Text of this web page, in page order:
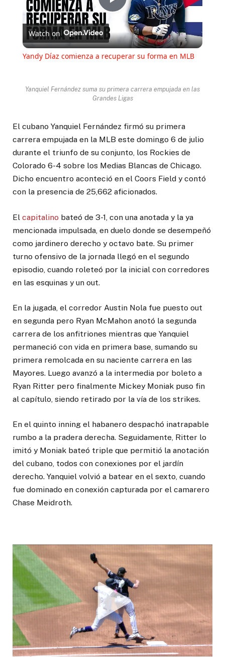
Play
Video
Watch on
Yandy Díaz comienza a recuperar su forma en MLB
Yanquiel Fernández suma su primera carrera empujada en las
Grandes Ligas
El cubano Yanquiel Fernández firmó su primera
carrera empujada en la MLB este domingo 6 de julio
durante el triunfo de su conjunto, los Rockies de
Colorado 6-4 sobre los Medias Blancas de Chicago.
Dicho encuentro aconteció en el Coors Field y contó
con la presencia de 25,662 aficionados.
El capitalino bateó de 3-1, con una anotada y la ya
mencionada impulsada, en duelo donde se desempeñó
como jardinero derecho y octavo bate. Su primer
turno ofensivo de la jornada llegó en el segundo
episodio, cuando roleteó por la inicial con corredores
en las esquinas y un out.
En la jugada, el corredor Austin Nola fue puesto out
en segunda pero Ryan McMahon anotó la segunda
carrera de los anfitriones mientras que Yanquiel
permaneció con vida en primera base, sumando su
primera remolcada en su naciente carrera en las
Mayores. Luego avanzó a la intermedia por boleto a
Ryan Ritter pero finalmente Mickey Moniak puso fin
al capítulo, siendo retirado por la vía de los strikes.
En el quinto inning el habanero despachó inatrapable
rumbo a la pradera derecha. Seguidamente, Ritter lo
imitó y Moniak bateó triple que permitió la anotación
del cubano, todos con conexiones por el jardín
derecho. Yanquiel volvió a batear en el sexto, cuando
fue dominado en conexión capturada por el camarero
Chase Meidroth.